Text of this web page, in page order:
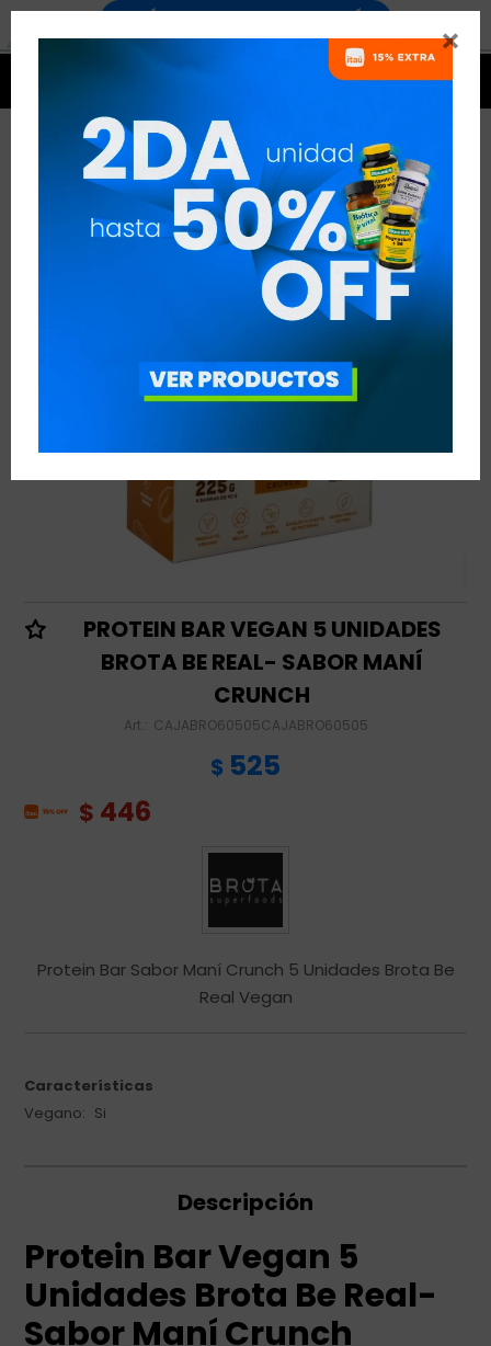

PROTEIN BAR VEGAN 5 UNIDADES
BROTA BE REAL- SABOR MANÍ
CRUNCH
CAJABRO60505CAJABRO60505
$ 525
$ 446
Protein Bar Sabor Maní Crunch 5 Unidades Brota Be
Real Vegan
Características
Vegano
Si
Descripción
Protein Bar Vegan 5
Unidades Brota Be Real-
Sabor Maní Crunch